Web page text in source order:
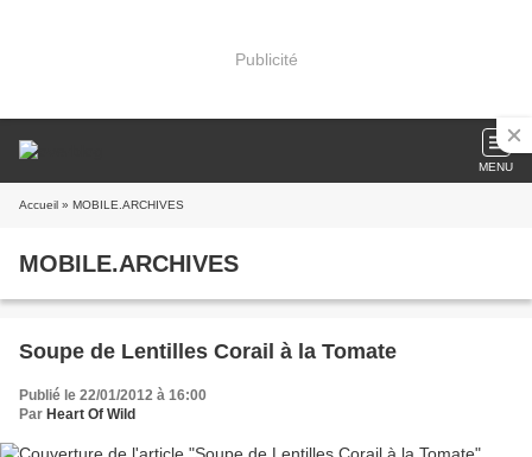
Publicité
MENU
Accueil » MOBILE.ARCHIVES
MOBILE.ARCHIVES
Soupe de Lentilles Corail à la Tomate
Publié le 22/01/2012 à 16:00
Par Heart Of Wild